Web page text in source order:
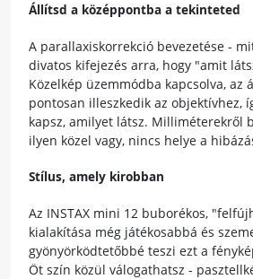
Állítsd a középpontba a tekinteted
A parallaxiskorrekció bevezetése -
divatos kifejezés arra, hogy "amit
Közelkép üzemmódba kapcsolva, az
pontosan illeszkedik az objektívhez,
kapsz, amilyet látsz. Milliméterekről
ilyen közel vagy, nincs helye a
Stílus, amely kirobban
Az INSTAX mini 12 buborékos,
kialakítása még játékosabbá és
gyönyörködtetőbbé teszi ezt a
Öt szín közül válogathatsz -